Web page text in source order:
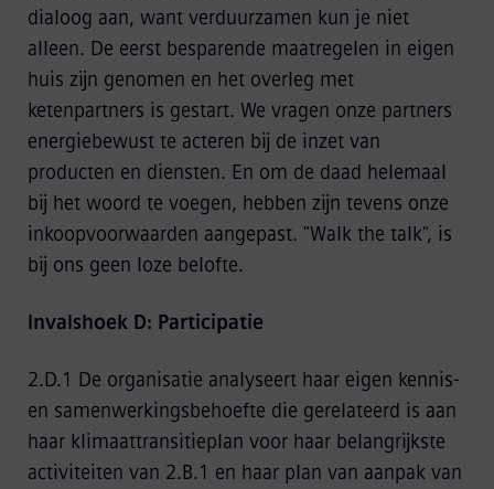
dialoog aan, want verduurzamen kun je niet
alleen. De eerst besparende maatregelen in eigen
huis zijn genomen en het overleg met
ketenpartners is gestart. We vragen onze partners
energiebewust te acteren bij de inzet van
producten en diensten. En om de daad helemaal
bij het woord te voegen, hebben zijn tevens onze
inkoopvoorwaarden aangepast. "Walk the talk", is
bij ons geen loze belofte.
Invalshoek D: Participatie
2.D.1 De organisatie analyseert haar eigen kennis-
en samenwerkingsbehoefte die gerelateerd is aan
haar klimaattransitieplan voor haar belangrijkste
activiteiten van 2.B.1 en haar plan van aanpak van